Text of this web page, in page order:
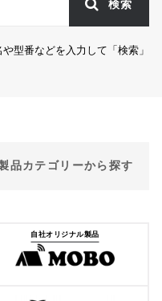
検索
型番などを入力して「検索」
品カテゴリーから探す
自社オリジナル製品